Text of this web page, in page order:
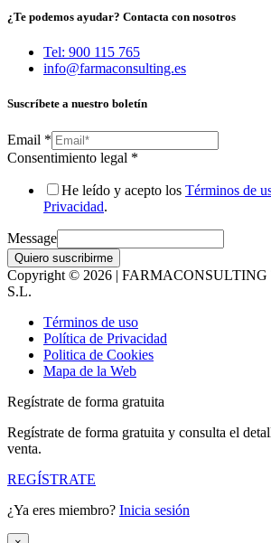
¿Te podemos ayudar? Contacta con nosotros
Tel: 900 115 765
info@farmaconsulting.es
Suscríbete a nuestro boletín
Email *
Consentimiento legal *
He leído y acepto los Términos de
Privacidad.
Message
Quiero suscribirme
Copyright © 2026 |
S.L.
Términos de uso
Política de Privacidad
Politica de Cookies
Mapa de la Web
Regístrate de forma gratuita
Regístrate de forma gratuita y consulta el
venta.
REGÍSTRATE
¿Ya eres miembro? Inicia sesión